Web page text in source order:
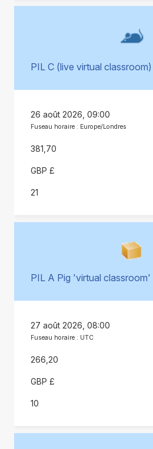
PIL C (live virtual classroom)
26 août 2026, 09:00
Fuseau horaire : Europe/Londres
381,70
GBP £
21
PIL A Pig 'virtual classroom'
27 août 2026, 08:00
Fuseau horaire : UTC
266,20
GBP £
10